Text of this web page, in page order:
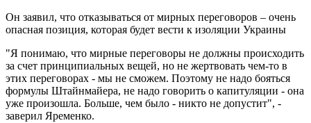
Он заявил, что отказываться от мирных переговоров – очень
опасная позиция, которая будет вести к изоляции Украины
"Я понимаю, что мирные переговоры не должны происходить
за счет принципиальных вещей, но не жертвовать чем-то в
этих переговорах - мы не сможем. Поэтому не надо бояться
формулы Штайнмайера, не надо говорить о капитуляции - она
уже произошла. Больше, чем было - никто не допустит", -
заверил Яременко.